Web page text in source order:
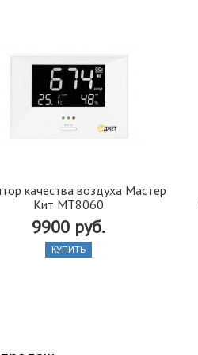
качества воздуха Мастер
Кит МТ8060
9900 руб.
КУПИТЬ